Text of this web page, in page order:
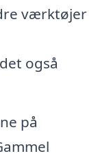
værktøjer
også
på